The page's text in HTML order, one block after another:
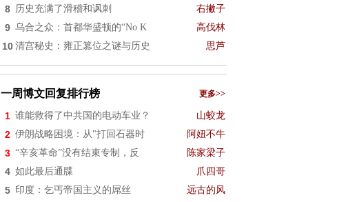
8 历史充满了滑稽和讽刺 右撇子
9 乌合之众：首都华盛顿的“No K 高伐林
10 清宫秘史：雍正篡位之谜与历史 思芦
一周博文回复排行榜 更多>>
1 谁能救得了中共国的电动车业？ 山蛟龙
2 伊朗战略困境：从"打回石器时 阿妞不牛
3 “辛亥革命”没有结束专制，反 陈家梁子
4 如此最后通牒 爪四哥
5 印度：乞丐帝国主义的屌丝 远古的风